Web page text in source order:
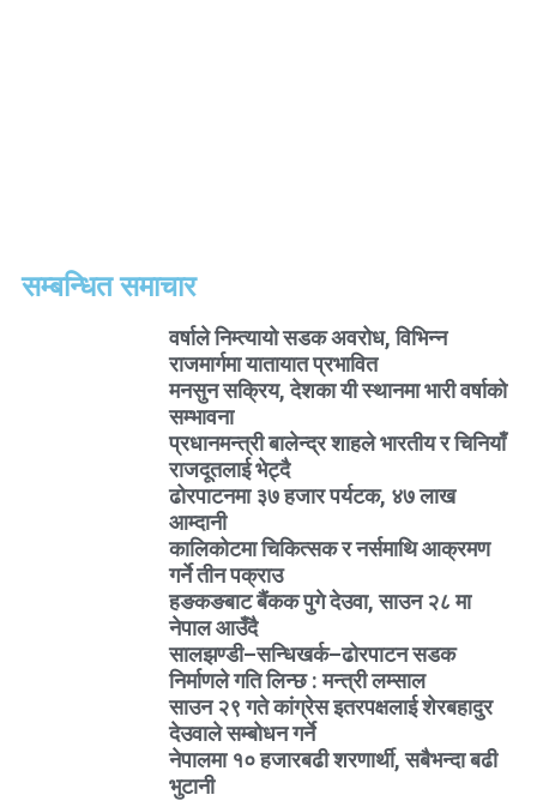
सम्बन्धित समाचार
वर्षाले निम्त्यायो सडक अवरोध, विभिन्न
राजमार्गमा यातायात प्रभावित
मनसुन सक्रिय, देशका यी स्थानमा भारी वर्षाको
सम्भावना
प्रधानमन्त्री बालेन्द्र शाहले भारतीय र चिनियाँ
राजदूतलाई भेट्दै
ढोरपाटनमा ३७ हजार पर्यटक, ४७ लाख
आम्दानी
कालिकोटमा चिकित्सक र नर्समाथि आक्रमण
गर्ने तीन पक्राउ
हङकङबाट बैंकक पुगे देउवा, साउन २८ मा
नेपाल आउँदै
सालझण्डी–सन्धिखर्क–ढोरपाटन सडक
निर्माणले गति लिन्छ : मन्त्री लम्साल
साउन २९ गते कांग्रेस इतरपक्षलाई शेरबहादुर
देउवाले सम्बोधन गर्ने
नेपालमा १० हजारबढी शरणार्थी, सबैभन्दा बढी
भुटानी